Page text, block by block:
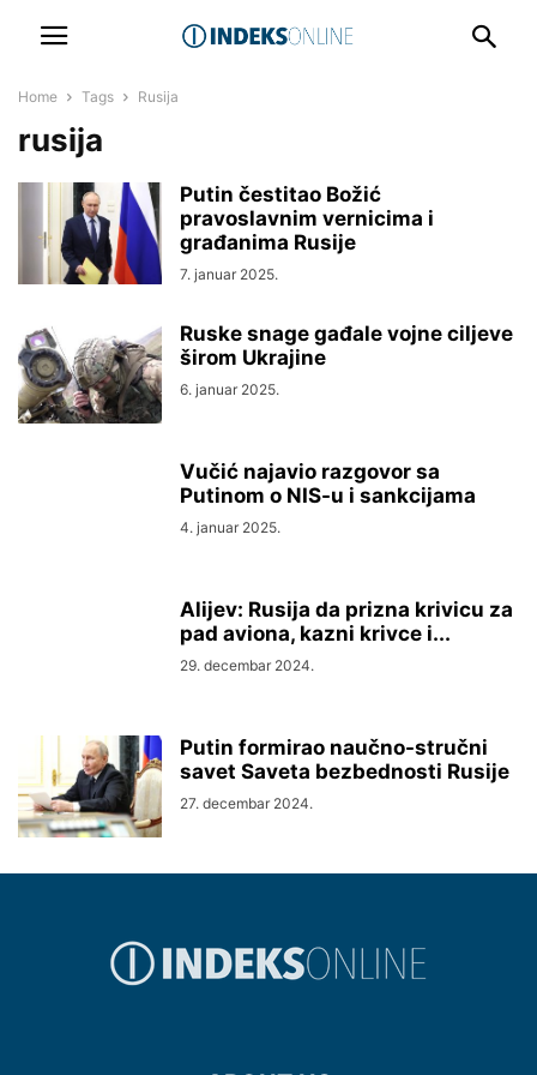
Home Tags Rusija
rusija
Putin čestitao Božić
pravoslavnim vernicima i
građanima Rusije
7. januar 2025.
Ruske snage gađale vojne ciljeve
širom Ukrajine
6. januar 2025.
Vučić najavio razgovor sa
Putinom o NIS-u i sankcijama
4. januar 2025.
Alijev: Rusija da prizna krivicu za
pad aviona, kazni krivce i...
29. decembar 2024.
Putin formirao naučno-stručni
savet Saveta bezbednosti Rusije
27. decembar 2024.